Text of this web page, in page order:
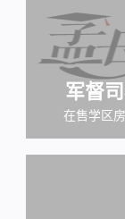
军督
在售学区